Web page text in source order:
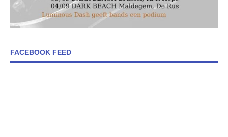
FACEBOOK FEED